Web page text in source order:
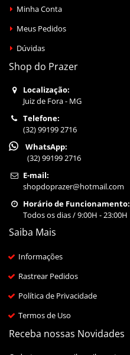
Minha Conta
Meus Pedidos
Dúvidas
Shop do Prazer
Localização:
Juiz de Fora - MG
Telefone:
(32) 99199 2716
WhatsApp:
(32) 99199 2716
E-mail:
shopdoprazer@hotmail.com
Horário de Funcionamento:
Todos os dias / 9:00H - 23:00H
Saiba Mais
Informações
Rastrear Pedidos
Política de Privacidade
Termos de Uso
Receba nossas Novidades